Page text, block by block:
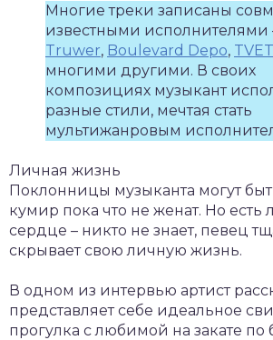
Многие треки записаны
известными исполнителями
Truwer, Boulevard Depo,
многими другими. В своих
композициях музыкант
разные стили, мечтая стать
мультижанровым
Личная жизнь
Поклонницы музыканта могут
кумир пока что не женат. Но есть
сердце – никто не знает, певец
скрывает свою личную жизнь.
В одном из интервью артист
представляет себе идеальное
прогулка с любимой на закате по